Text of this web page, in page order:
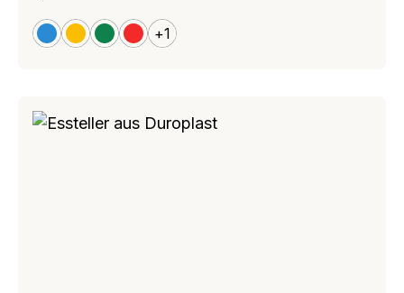
blaugelbgrünrot
+1